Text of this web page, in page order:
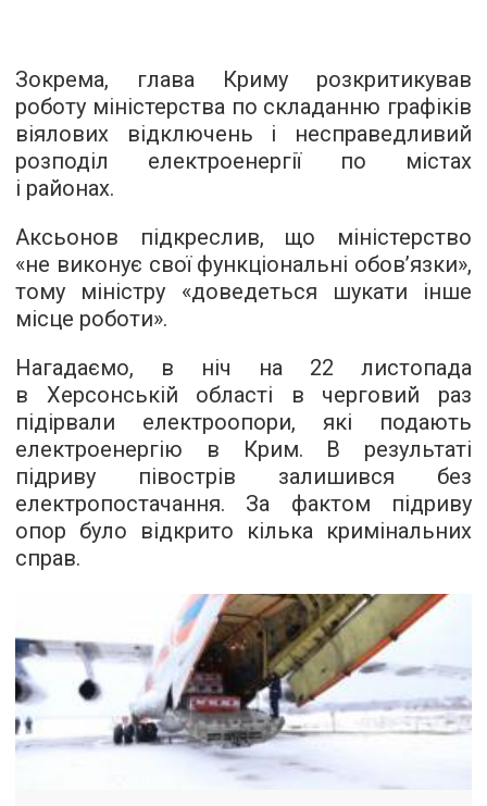
Зокрема, глава Криму розкритикував
роботу міністерства по складанню графіків
віялових відключень і несправедливий
розподіл електроенергії по містах
і районах.
Аксьонов підкреслив, що міністерство
«не виконує свої функціональні обов’язки»,
тому міністру «доведеться шукати інше
місце роботи».
Нагадаємо, в ніч на 22 листопада
в Херсонській області в черговий раз
підірвали електроопори, які подають
електроенергію в Крим. В результаті
підриву півострів залишився без
електропостачання. За фактом підриву
опор було відкрито кілька кримінальних
справ.